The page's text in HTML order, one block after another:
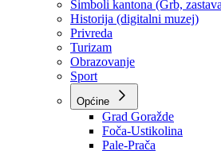
O kantonu
O kantonu
Simboli kantona (Grb, zastava)
Historija (digitalni muzej)
Privreda
Turizam
Obrazovanje
Sport
Općine